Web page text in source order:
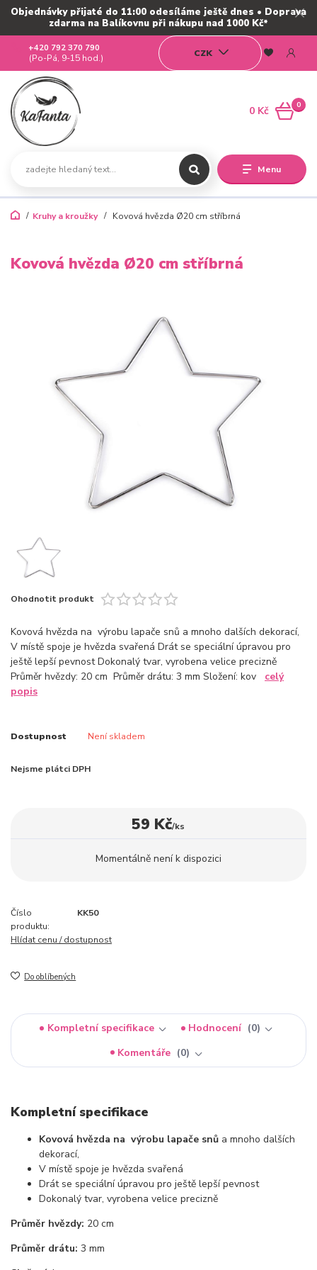
Objednávky přijaté do 11:00 odesíláme ještě dnes • Doprava
zdarma na Balíkovnu při nákupu nad 1000 Kč*
Menu
CZK
+420 792 370 790
(Po-Pá, 9-15 hod.)
0
0 Kč
Kruhy a kroužky Kovová hvězda Ø20 cm stříbrná
Kovová hvězda Ø20 cm stříbrná
Ohodnotit produkt
Kovová hvězda na výrobu lapače snů a mnoho dalších dekorací,
V místě spoje je hvězda svařená Drát se speciální úpravou pro
ještě lepší pevnost Dokonalý tvar, vyrobena velice precizně
Průměr hvězdy: 20 cm Průměr drátu: 3 mm Složení: kov celý
popis
Dostupnost Není skladem
Nejsme plátci DPH
59 Kč/ks
Momentálně není k dispozici
Číslo
produktu:
KK50
Hlídat cenu / dostupnost
Do oblíbených
Kompletní specifikace Hodnocení
0
Komentáře
0
Kompletní specifikace
Kovová hvězda na výrobu lapače snů a mnoho dalších
dekorací,
V místě spoje je hvězda svařená
Drát se speciální úpravou pro ještě lepší pevnost
Dokonalý tvar, vyrobena velice precizně
Průměr hvězdy: 20 cm
Průměr drátu: 3 mm